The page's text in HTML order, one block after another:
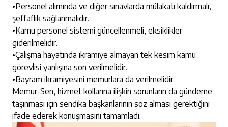
•​Personel alımında ve diğer sınavlarda mülakatı kaldırmalı,
şeffaflık sağlanmalıdır.
•​Kamu personel sistemi güncellenmeli, eksiklikler
giderilmelidir.
•​Çalışma hayatında ikramiye almayan tek kesim kamu
görevlisi yanlışına son verilmelidir.
•​Bayram ikramiyesini memurlara da verilmelidir.
Memur-Sen, hizmet kollarına ilişkin sorunların da gündeme
taşınması için sendika başkanlarının söz alması gerektiğini
ifade ederek konuşmasını tamamladı.